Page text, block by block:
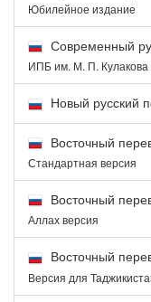
Юбилейное издание
Современный
ИПБ им. М. П. Кулакова
Новый русский
Восточный
Стандартная версия
Восточный
Аллах версия
Восточный
Версия для